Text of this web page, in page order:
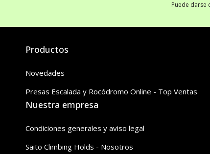
Puede darse
Productos
Novedades
Presas Escalada y Rocódromo Online - Top Ventas
Nuestra empresa
Condiciones generales y aviso legal
Saito Climbing Holds - Nosotros